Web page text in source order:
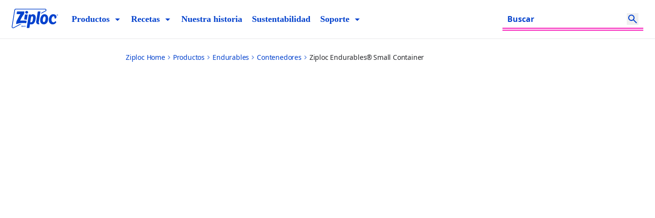
Productos Recetas Nuestra historia Sustentabilidad Soporte
Ziploc Home Productos Endurables Contenedores Ziploc Endurables® Small Container